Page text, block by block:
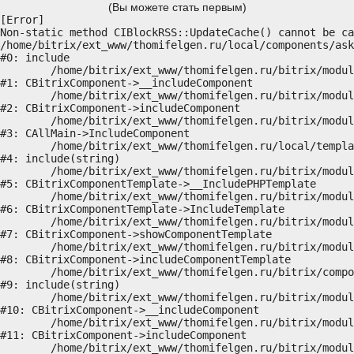
(Вы можете стать первым)
[Error]
Non-static method CIBlockRSS::UpdateCache() cannot
/home/bitrix/ext_www/thomifelgen.ru/local/components/
#0: include
#1: CBitrixComponent->__includeComponent
#2: CBitrixComponent->includeComponent
#3: CAllMain->IncludeComponent
#4: include(string)
#5: CBitrixComponentTemplate->__IncludePHPTemplate
#6: CBitrixComponentTemplate->IncludeTemplate
#7: CBitrixComponent->showComponentTemplate
#8: CBitrixComponent->includeComponentTemplate
#9: include(string)
#10: CBitrixComponent->__includeComponent
#11: CBitrixComponent->includeComponent